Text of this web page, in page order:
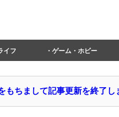
イフ ゲーム・ホビー
もちまして記事更新を終了し